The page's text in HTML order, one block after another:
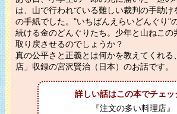
は、山で行われている難しい裁判の手助け
の手紙でした。"いちばんえらいどんぐり"
続ける金のどんぐりたち。少年と山ねこの
取り戻させるのでしょうか？
真の公平さと正義とは何かを教えてくれる
店」収録の宮沢賢治（日本）のお話です。
詳しい話はこの本でチェッ
『注文の多い料理店』